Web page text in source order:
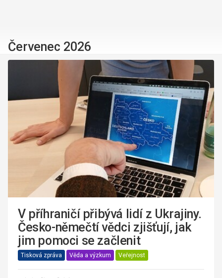
Červenec 2026
V příhraničí přibývá lidí z Ukrajiny.
Česko-němečtí vědci zjišťují, jak
jim pomoci se začlenit
Tisková zpráva Věda a výzkum Veřejnost